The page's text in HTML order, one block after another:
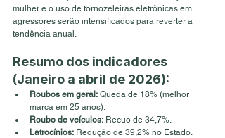
mulher e o uso de tornozeleiras eletrônicas em
agressores serão intensificados para reverter a
tendência anual.
Resumo dos indicadores
(Janeiro a abril de 2026):
Roubos em geral: Queda de 18% (melhor
marca em 25 anos).
Roubo de veículos: Recuo de 34,7%.
Latrocínios: Redução de 39,2% no Estado.